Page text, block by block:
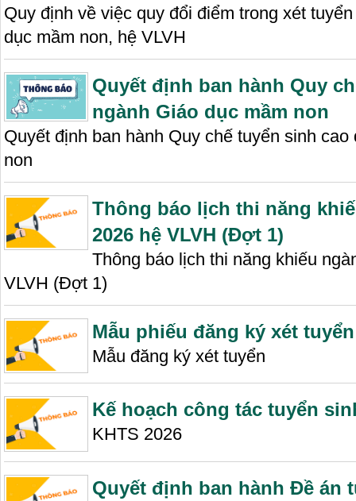
Quy định về việc quy đổi điểm trong xét
dục mầm non, hệ VLVH
Quyết định ban hành Quy
ngành Giáo dục mầm non
Quyết định ban hành Quy chế tuyển sinh
non
Thông báo lịch thi năng
2026 hệ VLVH (Đợt 1)
Thông báo lịch thi năng khiếu
VLVH (Đợt 1)
Mẫu phiếu đăng ký xét
Mẫu đăng ký xét tuyển
Kế hoạch công tác tuyển
KHTS 2026
Quyết định ban hành Đề án